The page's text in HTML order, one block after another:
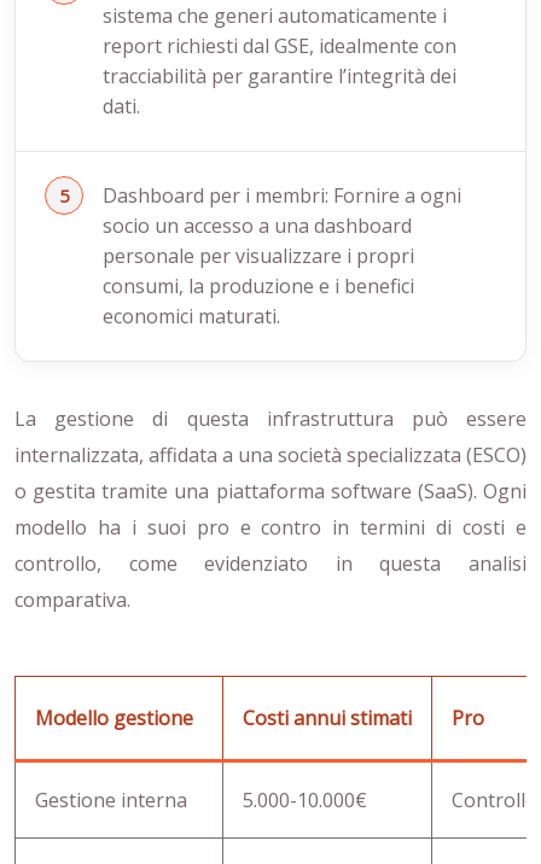
sistema che generi automaticamente i
report richiesti dal GSE, idealmente con
tracciabilità per garantire l’integrità dei
dati.
Dashboard per i membri: Fornire a ogni
socio un accesso a una dashboard
personale per visualizzare i propri
consumi, la produzione e i benefici
economici maturati.
La gestione di questa infrastruttura può essere
internalizzata, affidata a una società specializzata (ESCO)
o gestita tramite una piattaforma software (SaaS). Ogni
modello ha i suoi pro e contro in termini di costi e
controllo, come evidenziato in questa analisi
comparativa.
Modello gestione Costi annui stimati Pro
Gestione interna 5.000-10.000€